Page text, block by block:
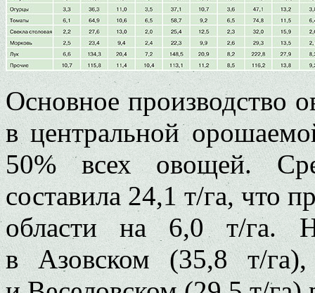
Основное производство
в центральной
50% всех овощей.
составила 24,1 т/га, что
области на 6,0 т/га.
в Азовском (35,8 т/га),